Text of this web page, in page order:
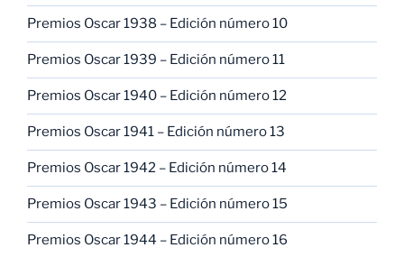
Premios Oscar 1938 – Edición número 10
Premios Oscar 1939 – Edición número 11
Premios Oscar 1940 – Edición número 12
Premios Oscar 1941 – Edición número 13
Premios Oscar 1942 – Edición número 14
Premios Oscar 1943 – Edición número 15
Premios Oscar 1944 – Edición número 16